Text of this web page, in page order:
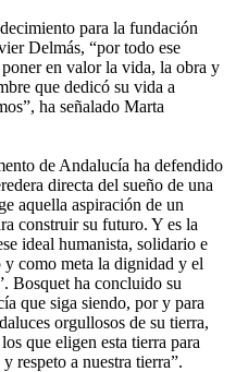
para la fundación
Delmás, “por todo ese
en valor la vida, la obra y
que dedicó su vida a
ha señalado Marta
de Andalucía ha defendido
directa del sueño de una
aquella aspiración de un
construir su futuro. Y es la
ideal humanista, solidario e
como meta la dignidad y el
Bosquet ha concluido su
que siga siendo, por y para
orgullosos de su tierra,
que eligen esta tierra para
respeto a nuestra tierra”.